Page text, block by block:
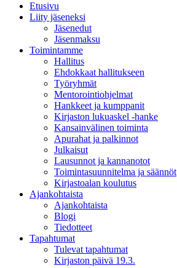
Etusivu
Liity jäseneksi
Jäsenedut
Jäsenmaksu
Toimintamme
Hallitus
Ehdokkaat hallitukseen
Työryhmät
Mentorointi­ohjelmat
Hankkeet ja kumppanit
Kirjaston lukuaskel -hanke
Kansainvälinen toiminta
Apurahat ja palkinnot
Julkaisut
Lausunnot ja kannanotot
Toimintasuunnitelma ja säännöt
Kirjastoalan koulutus
Ajankohtaista
Ajankohtaista
Blogi
Tiedotteet
Tapahtumat
Tulevat tapahtumat
Kirjaston päivä 19.3.